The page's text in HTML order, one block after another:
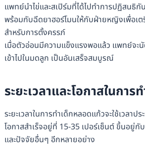
แพทย์นำไข่และสเปิร์มที่ได้ไปทำการปฏิสนธิ
พร้อมกับฉีดยาฮอร์โมนให้กับฝ่ายหญิงเพื่อเ
สำหรับการตั้งครรภ์
เมื่อตัวอ่อนมีความแข็งแรงพอแล้ว แพทย์จะ
เข้าไปในมดลูก เป็นอันเสร็จสมบูรณ์
ระยะเวลาและโอกาสในการ
ระยะเวลาในการทำเด็กหลอดแก้วจะใช้เวลา
โอกาสสำเร็จอยู่ที่ 15-35 เปอร์เซ็นต์ ขึ้นอยู่
และปัจจัยอื่นๆ อีกหลายอย่าง